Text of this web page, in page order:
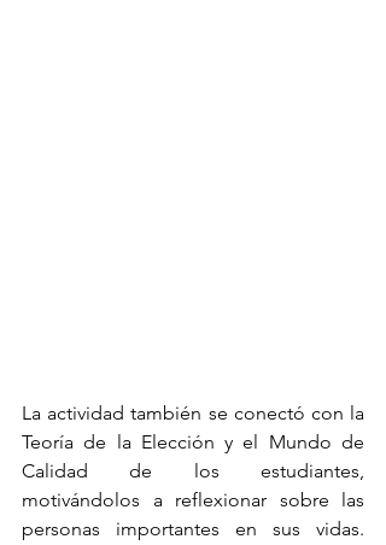
La actividad también se conectó con la
Teoría de la Elección y el Mundo de
Calidad de los estudiantes,
motivándolos a reflexionar sobre las
personas importantes en sus vidas.